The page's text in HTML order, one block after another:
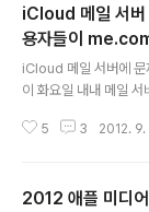
iCloud 메일 서버
용자들이
있어
iCloud 메일 서버에
이 화요일 내내 메일 서
정보 페이지에는 전체
천만명정도로 알려져
5 3 2012. 9.
2012 애플 미디